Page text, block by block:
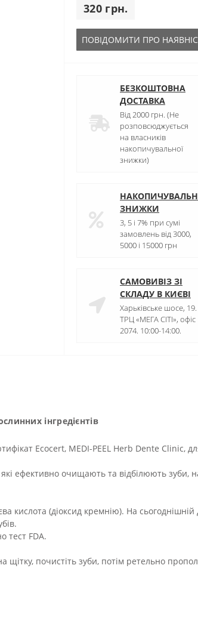
320 грн.
ПОВІДОМИТИ ПРО
БЕЗКОШТОВНА
ДОСТАВКА
Від 2000 грн. (Не
розповсюджується
на власників
накопичувальної
знижки)
ЗНИЖКИ
3, 5 і 7% при сумі
замовлень від 3000,
5000 і 15000 грн
САМОВИВІЗ ЗІ
СКЛАДУ В КИЄВІ
Харьківське шосе, 19.
ТРЦ «МЕГА СІТІ», офіс
2074. 10:00-14:00.
інгредієнтів
Ecocert, MEDI-PEEL Herb Dente Clinic,
ефективно очищають та відбілюють
кислота (діоксид кремнію). На
тест FDA.
щітку, почистіть зуби, потім ретельно